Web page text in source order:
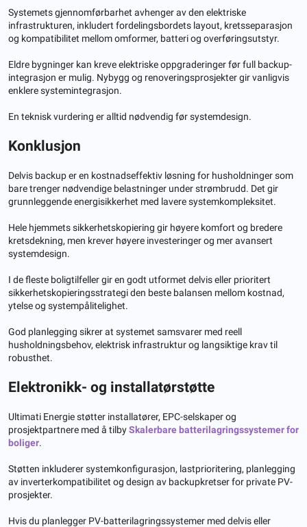
Systemets gjennomførbarhet avhenger av den elektriske
infrastrukturen, inkludert fordelingsbordets layout, kretsseparasjon
og kompatibilitet mellom omformer, batteri og overføringsutstyr.
Eldre bygninger kan kreve elektriske oppgraderinger før full backup-
integrasjon er mulig. Nybygg og renoveringsprosjekter gir vanligvis
enklere systemintegrasjon.
En teknisk vurdering er alltid nødvendig før systemdesign.
Konklusjon
Delvis backup er en kostnadseffektiv løsning for husholdninger som
bare trenger nødvendige belastninger under strømbrudd. Det gir
grunnleggende energisikkerhet med lavere systemkompleksitet.
Hele hjemmets sikkerhetskopiering gir høyere komfort og bredere
kretsdekning, men krever høyere investeringer og mer avansert
systemdesign.
I de fleste boligtilfeller gir en godt utformet delvis eller prioritert
sikkerhetskopieringsstrategi den beste balansen mellom kostnad,
ytelse og systempålitelighet.
God planlegging sikrer at systemet samsvarer med reell
husholdningsbehov, elektrisk infrastruktur og langsiktige krav til
robusthet.
Elektronikk- og installatørstøtte
Ultimati Energie støtter installatører, EPC-selskaper og
prosjektpartnere med å tilbySkalerbare batterilagringssystemer for
boliger.
Støtten inkluderer systemkonfigurasjon, lastprioritering, planlegging
av inverterkompatibilitet og design av backupkretser for private PV-
prosjekter.
Hvis du planlegger PV-batterilagringssystemer med delvis eller